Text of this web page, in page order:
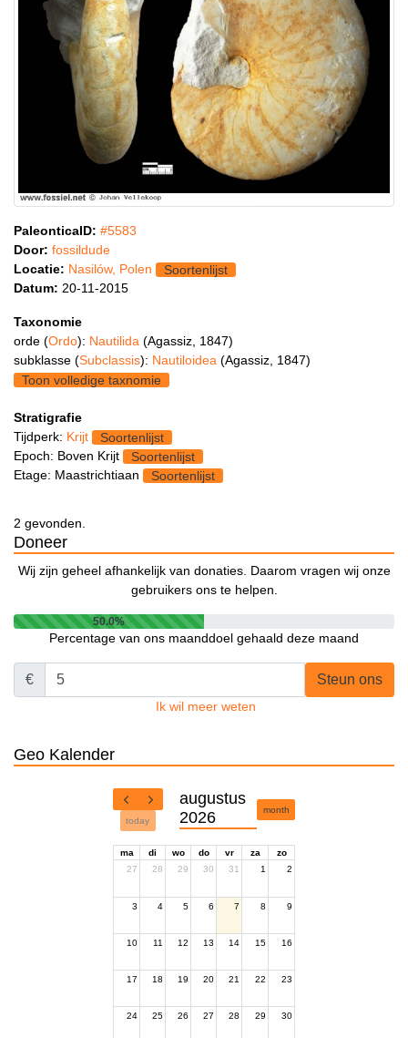
PaleonticaID: #5583
Door: fossildude
Locatie: Nasilów, Polen
Soortenlijst
Datum: 20-11-2015
Taxonomie
orde (Ordo): Nautilida (Agassiz, 1847)
subklasse (Subclassis): Nautiloidea (Agassiz, 1847)
Toon volledige taxnomie
Stratigrafie
Tijdperk: Krijt
Soortenlijst
Epoch: Boven Krijt
Soortenlijst
Etage: Maastrichtiaan
Soortenlijst
2 gevonden.
Doneer
Wij zijn geheel afhankelijk van donaties. Daarom vragen wij onze
gebruikers ons te helpen.
50.0%
Percentage van ons maanddoel gehaald deze maand
€ Steun ons
Ik wil meer weten
Geo Kalender
today
augustus
2026
month
ma di wo do vr za
zo
27
28 29 30 31 1 2
3 4 5 6 7 8 9
10 11 12 13 14 15 16
17 18 19 20 21 22 23
24 25 26 27 28 29 30